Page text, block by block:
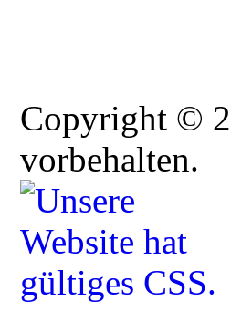
Copyright ©
vorbehalten.